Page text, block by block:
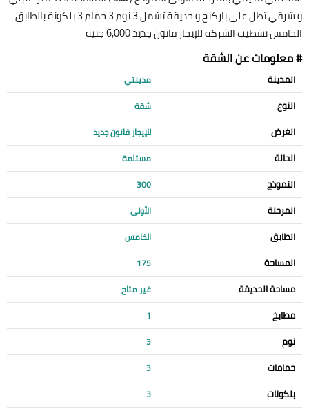
و شرقي تطل على باركنج و حديقة تشمل 3 نوم 3 حمام 3 بلكونة بالطابق
الخامس تشطيب الشركة للإيجار قانون جديد 6,000 جنيه
# معلومات عن الشقة
المدينة مدينتي
النوع شقة
الغرض للإيجار قانون جديد
الحالة مستلمة
النموذج 300
المرحلة الأولى
الطابق الخامس
المساحة 175
مساحة الحديقة غير متاح
مطابخ 1
نوم 3
حمامات 3
بلكونات 3